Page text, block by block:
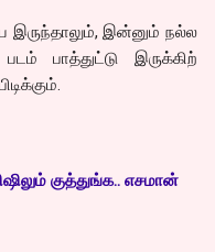
இருந்தாலும், இன்னும் நல்ல
பாத்துட்டு இருக்கிற்
குத்துங்க.. எசமான்